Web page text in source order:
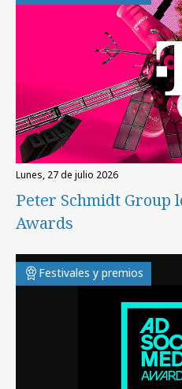
lunes, 27 de julio 2026
Peter Schmidt Group
Awards
Festivales y premios